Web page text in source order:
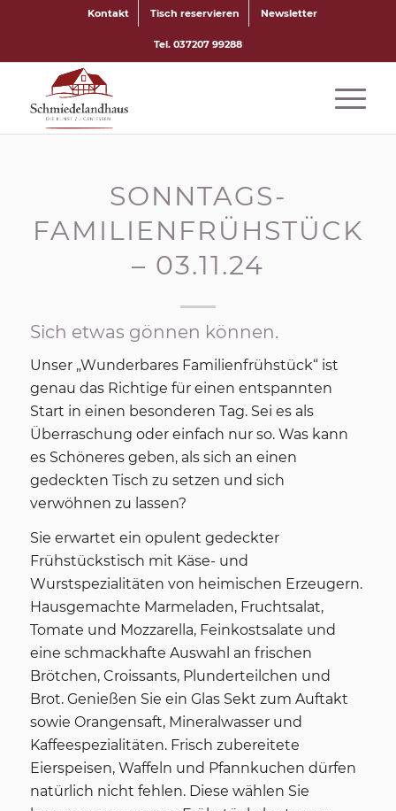
Kontakt Tisch reservieren Newsletter
Tel. 037207 99288
SONNTAGS-
FAMILIENFRÜHSTÜCK
– 03.11.24
Sich etwas gönnen können.
Unser „Wunderbares Familienfrühstück“ ist
genau das Richtige für einen entspannten
Start in einen besonderen Tag. Sei es als
Überraschung oder einfach nur so. Was kann
es Schöneres geben, als sich an einen
gedeckten Tisch zu setzen und sich
verwöhnen zu lassen?
Sie erwartet ein opulent gedeckter
Frühstückstisch mit Käse- und
Wurstspezialitäten von heimischen Erzeugern.
Hausgemachte Marmeladen, Fruchtsalat,
Tomate und Mozzarella, Feinkostsalate und
eine schmackhafte Auswahl an frischen
Brötchen, Croissants, Plunderteilchen und
Brot. Genießen Sie ein Glas Sekt zum Auftakt
sowie Orangensaft, Mineralwasser und
Kaffeespezialitäten. Frisch zubereitete
Eierspeisen, Waffeln und Pfannkuchen dürfen
natürlich nicht fehlen. Diese wählen Sie